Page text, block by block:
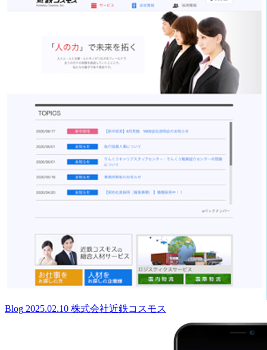
Blog 2025.02.10 株式会社近鉄コスモス